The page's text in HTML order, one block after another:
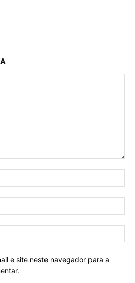
e site neste navegador para a